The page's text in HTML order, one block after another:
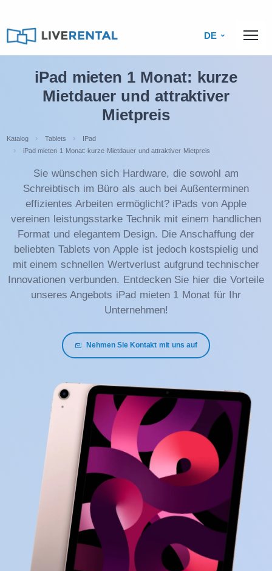
DE
iPad mieten 1 Monat: kurze
Mietdauer und attraktiver
Mietpreis
Katalog Tablets
IPad
iPad mieten 1 Monat: kurze Mietdauer und attraktiver Mietpreis
Sie wünschen sich Hardware, die sowohl am
Schreibtisch im Büro als auch bei Außenterminen
effizientes Arbeiten ermöglicht? iPads von Apple
vereinen leistungsstarke Technik mit einem handlichen
Format und elegantem Design. Die Anschaffung der
beliebten Tablets von Apple ist jedoch kostspielig und
mit einem schnellen Wertverlust aufgrund technischer
Innovationen verbunden. Entdecken Sie hier die Vorteile
unseres Angebots iPad mieten 1 Monat für Ihr
Unternehmen!
Nehmen Sie Kontakt mit uns auf